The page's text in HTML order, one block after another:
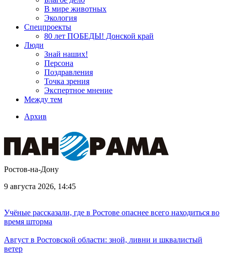
В мире животных
Экология
Спецпроекты
80 лет ПОБЕДЫ! Донской край
Люди
Знай наших!
Персона
Поздравления
Точка зрения
Экспертное мнение
Между тем
Архив
Ростов-на-Дону
9 августа 2026, 14:45
Учёные рассказали, где в Ростове опаснее всего находиться во
время шторма
Август в Ростовской области: зной, ливни и шквалистый
ветер